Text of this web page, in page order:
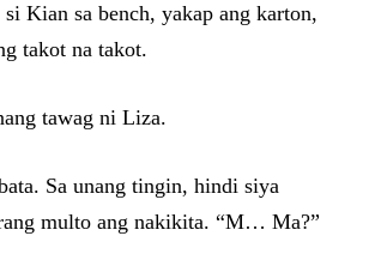
Kian sa bench, yakap ang karton,
takot na takot.
tawag ni Liza.
Sa unang tingin, hindi siya
multo ang nakikita. “M… Ma?”